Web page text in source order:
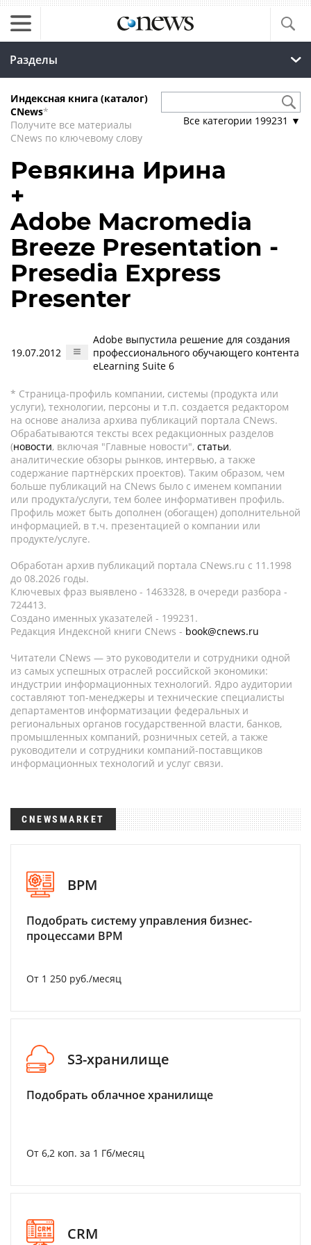
Разделы
Индексная книга (каталог)
CNews*
Получите все материалы
CNews по ключевому слову
Все категории 199231 ▼
Ревякина Ирина
+
Adobe Macromedia
Breeze Presentation -
Presedia Express
Presenter
19.07.2012
Adobe выпустила решение для создания
профессионального обучающего контента
eLearning Suite 6
* Страница-профиль компании, системы (продукта или
услуги), технологии, персоны и т.п. создается редактором
на основе анализа архива публикаций портала CNews.
Обрабатываются тексты всех редакционных разделов
(новости, включая "Главные новости", статьи,
аналитические обзоры рынков, интервью, а также
содержание партнёрских проектов). Таким образом, чем
больше публикаций на CNews было с именем компании
или продукта/услуги, тем более информативен профиль.
Профиль может быть дополнен (обогащен) дополнительной
информацией, в т.ч. презентацией о компании или
продукте/услуге.
Обработан архив публикаций портала CNews.ru c 11.1998
до 08.2026 годы.
Ключевых фраз выявлено - 1463328, в очереди разбора -
724413.
Создано именных указателей - 199231.
Редакция Индексной книги CNews - book@cnews.ru
Читатели CNews — это руководители и сотрудники одной
из самых успешных отраслей российской экономики:
индустрии информационных технологий. Ядро аудитории
составляют топ-менеджеры и технические специалисты
департаментов информатизации федеральных и
региональных органов государственной власти, банков,
промышленных компаний, розничных сетей, а также
руководители и сотрудники компаний-поставщиков
информационных технологий и услуг связи.
CNEWSMARKET
BPM
Подобрать систему управления бизнес-
процессами BPM
От 1 250 руб./месяц
S3-хранилище
Подобрать облачное хранилище
От 6,2 коп. за 1 Гб/месяц
CRM